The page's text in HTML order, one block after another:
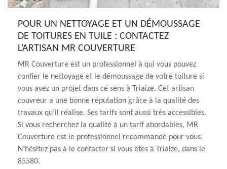
POUR UN NETTOYAGE ET UN DÉMOUSSAGE
DE TOITURES EN TUILE : CONTACTEZ
L’ARTISAN MR COUVERTURE
MR Couverture est un professionnel à qui vous pouvez
confier le nettoyage et le démoussage de votre toiture si
vous avez un projet dans ce sens à Triaize. Cet artisan
couvreur a une bonne réputation grâce à la qualité des
travaux qu’il réalise. Ses tarifs sont aussi très accessibles.
Si vous recherchez la qualité à un tarif abordables, MR
Couverture est le professionnel recommandé pour vous.
N’hésitez pas à le contacter si vous êtes à Triaize, dans le
85580.